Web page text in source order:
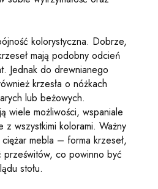
kolorystyczna. Dobrze,
mają podobny odcień
Jednak do drewnianego
krzesła o nóżkach
lub beżowych.
wiele możliwości, wspaniale
z wszystkimi kolorami. Ważny
mebla – forma krzeseł,
prześwitów, co powinno być
stołu.